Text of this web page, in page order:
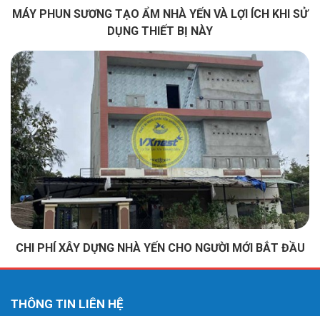
MÁY PHUN SƯƠNG TẠO ẨM NHÀ YẾN VÀ LỢI ÍCH KHI SỬ
DỤNG THIẾT BỊ NÀY
CHI PHÍ XÂY DỰNG NHÀ YẾN CHO NGƯỜI MỚI BẮT ĐẦU
THÔNG TIN LIÊN HỆ